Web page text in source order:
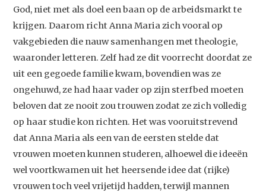
God, niet met als doel een baan op de arbeidsmarkt te
krijgen. Daarom richt Anna Maria zich vooral op
vakgebieden die nauw samenhangen met theologie,
waaronder letteren. Zelf had ze dit voorrecht doordat ze
uit een gegoede familie kwam, bovendien was ze
ongehuwd, ze had haar vader op zijn sterfbed moeten
beloven dat ze nooit zou trouwen zodat ze zich volledig
op haar studie kon richten. Het was vooruitstrevend
dat Anna Maria als een van de eersten stelde dat
vrouwen moeten kunnen studeren, alhoewel die ideeën
wel voortkwamen uit het heersende idee dat (rijke)
vrouwen toch veel vrijetijd hadden, terwijl mannen